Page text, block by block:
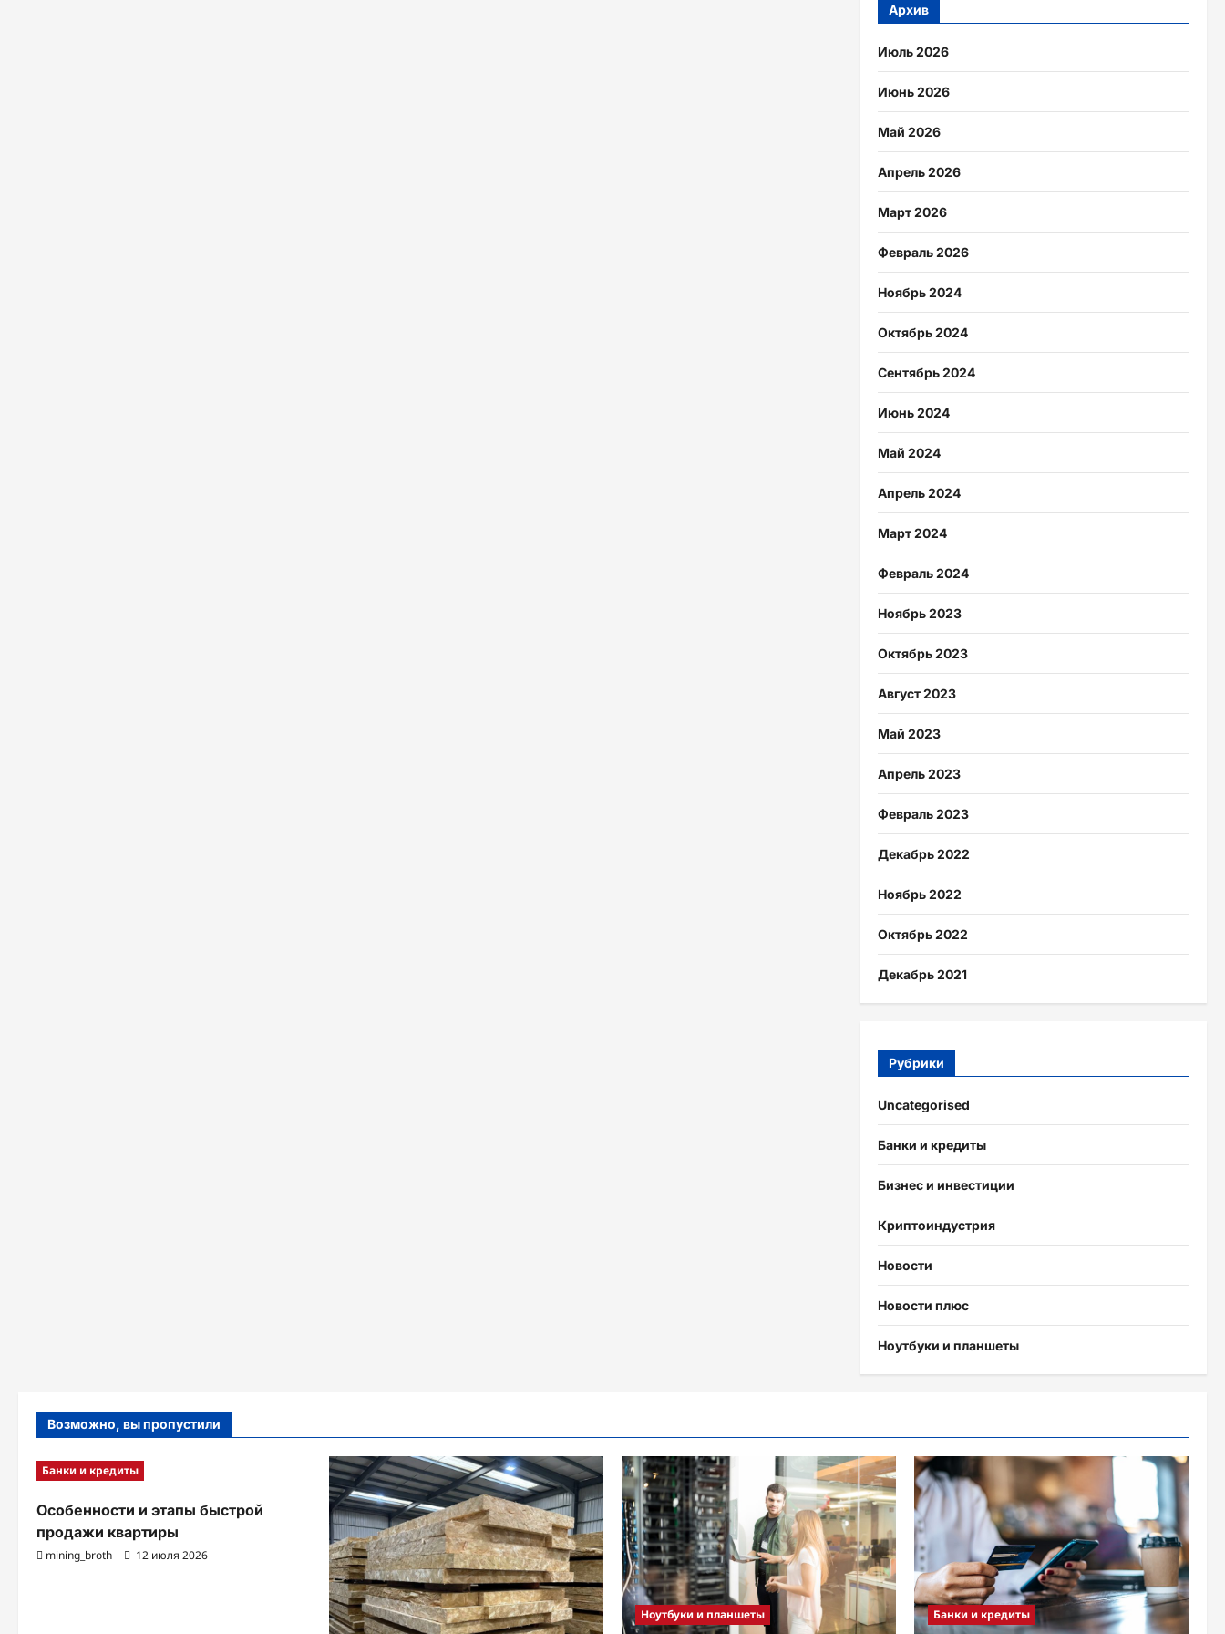
Архив
Июль 2026
Июнь 2026
Май 2026
Апрель 2026
Март 2026
Февраль 2026
Ноябрь 2024
Октябрь 2024
Сентябрь 2024
Июнь 2024
Май 2024
Апрель 2024
Март 2024
Февраль 2024
Ноябрь 2023
Октябрь 2023
Август 2023
Май 2023
Апрель 2023
Февраль 2023
Декабрь 2022
Ноябрь 2022
Октябрь 2022
Декабрь 2021
Рубрики
Uncategorised
Банки и кредиты
Бизнес и инвестиции
Криптоиндустрия
Новости
Новости плюс
Ноутбуки и планшеты
Возможно, вы пропустили
Банки и кредиты
Особенности и этапы быстрой
продажи квартиры
mining_broth 12 июля 2026
Ноутбуки и планшеты Банки и кредиты